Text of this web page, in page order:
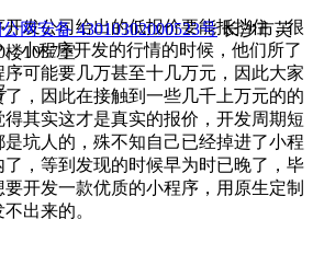
公司给出的低报价要能抵挡住，很
小程序开发的行情的时候，他们所了
可能要几万甚至十几万元，因此大家
，因此在接触到一些几千上万元的的
其实这才是真实的报价，开发周期短
坑人的，殊不知自己已经掉进了小程
，等到发现的时候早为时已晚了，毕
开发一款优质的小程序，用原生定制
出来的。
网安备 43010302000523号长沙市芙
1037室